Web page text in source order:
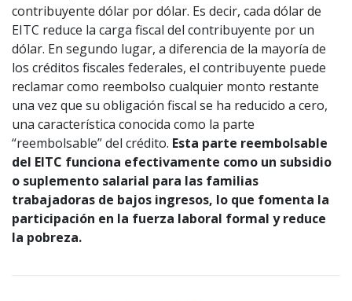
contribuyente dólar por dólar. Es decir, cada dólar de
EITC reduce la carga fiscal del contribuyente por un
dólar. En segundo lugar, a diferencia de la mayoría de
los créditos fiscales federales, el contribuyente puede
reclamar como reembolso cualquier monto restante
una vez que su obligación fiscal se ha reducido a cero,
una característica conocida como la parte
“reembolsable” del crédito. Esta parte reembolsable
del EITC funciona efectivamente como un subsidio
o suplemento salarial para las familias
trabajadoras de bajos ingresos, lo que fomenta la
participación en la fuerza laboral formal y reduce
la pobreza.